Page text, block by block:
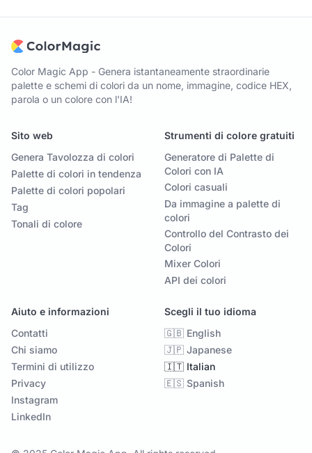
Color Magic App - Genera istantaneamente straordinarie
palette e schemi di colori da un nome, immagine, codice HEX,
parola o un colore con l'IA!
Sito web
Genera Tavolozza di colori
Palette di colori in tendenza
Palette di colori popolari
Tag
Tonali di colore
Strumenti di colore gratuiti
Generatore di Palette di
Colori con IA
Colori casuali
Da immagine a palette di
colori
Controllo del Contrasto dei
Colori
Mixer Colori
API dei colori
Aiuto e informazioni
Contatti
Chi siamo
Termini di utilizzo
Privacy
Instagram
LinkedIn
Scegli il tuo idioma
🇬🇧 English
🇯🇵 Japanese
🇮🇹 Italian
🇪🇸 Spanish